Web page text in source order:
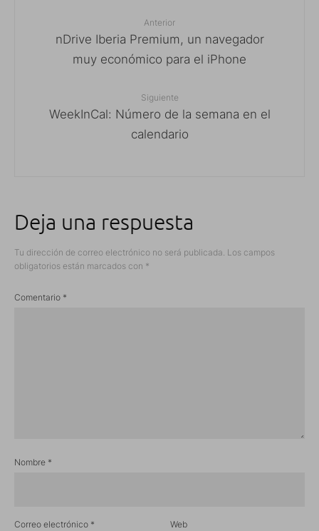
Anterior
nDrive Iberia Premium, un navegador
muy económico para el iPhone
Siguiente
WeekInCal: Número de la semana en el
calendario
Deja una respuesta
Tu dirección de correo electrónico no será publicada. Los campos
obligatorios están marcados con *
Comentario *
Nombre *
Correo electrónico * Web